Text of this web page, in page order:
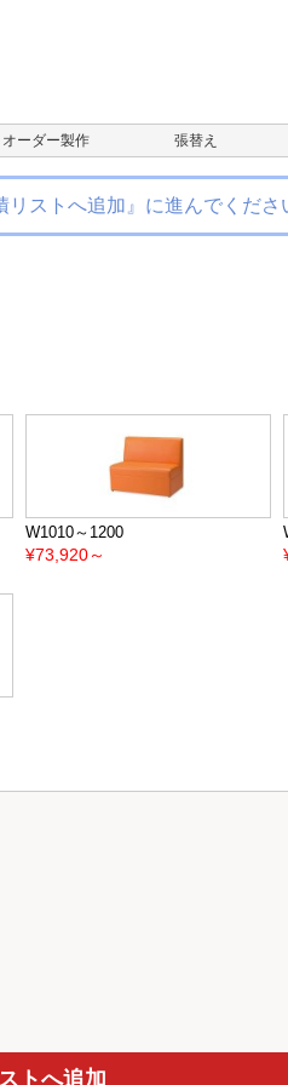
オーダー製作 張替え
ストへ追加』に進んでくださ
W1010～1200
¥73,920～